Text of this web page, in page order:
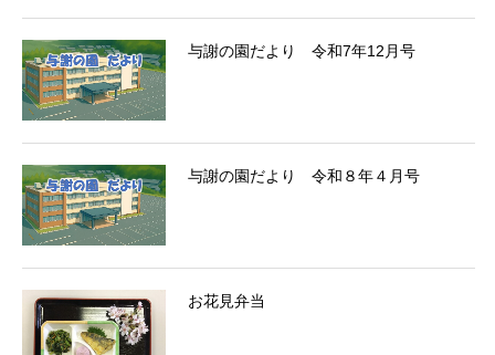
与謝の園だより 令和7年12月号
与謝の園だより 令和８年４月号
お花見弁当